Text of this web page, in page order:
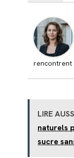
rencontrent
LIRE
naturels
sucre